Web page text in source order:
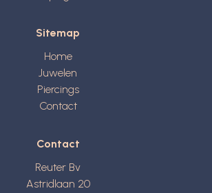
Sitemap
Home
Juwelen
Piercings
Contact
Contact
Reuter Bv
Astridlaan 20